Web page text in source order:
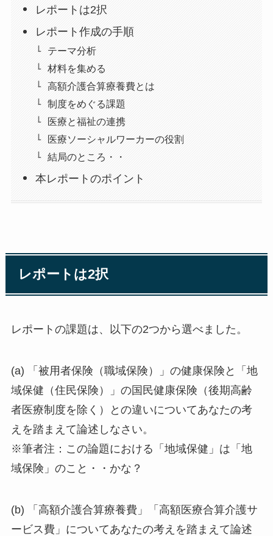
レポートは2択
レポート作成の手順
テーマ分析
材料を集める
高額介護合算療養費とは
制度をめぐる課題
医療と福祉の連携
医療ソーシャルワーカーの役割
結局のところ・・
本レポートのポイント
レポートは2択
レポートの課題は、以下の2つから選べました。
(a) 「被用者保険（職域保険）」の健康保険と「地
域保健（住民保険）」の国民健康保険（後期高齢
者医療制度を除く）との違いについてあなたの考
えを踏まえて論述しなさい。
※筆者注：この論題における「地域保健」は「地
域保険」のこと・・かな？
(b) 「高額介護合算療養費」「高額医療合算介護サ
ービス費」についてあなたの考えを踏まえて論述